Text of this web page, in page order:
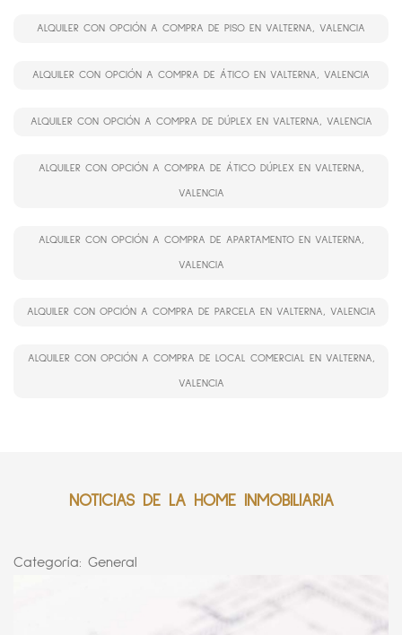
ALQUILER CON OPCIÓN A COMPRA DE PISO EN VALTERNA, VALENCIA
ALQUILER CON OPCIÓN A COMPRA DE ÁTICO EN VALTERNA, VALENCIA
ALQUILER CON OPCIÓN A COMPRA DE DÚPLEX EN VALTERNA, VALENCIA
ALQUILER CON OPCIÓN A COMPRA DE ÁTICO DÚPLEX EN VALTERNA,
VALENCIA
ALQUILER CON OPCIÓN A COMPRA DE APARTAMENTO EN VALTERNA,
VALENCIA
ALQUILER CON OPCIÓN A COMPRA DE PARCELA EN VALTERNA, VALENCIA
ALQUILER CON OPCIÓN A COMPRA DE LOCAL COMERCIAL EN VALTERNA,
VALENCIA
NOTICIAS DE LA HOME INMOBILIARIA
Categoría: General